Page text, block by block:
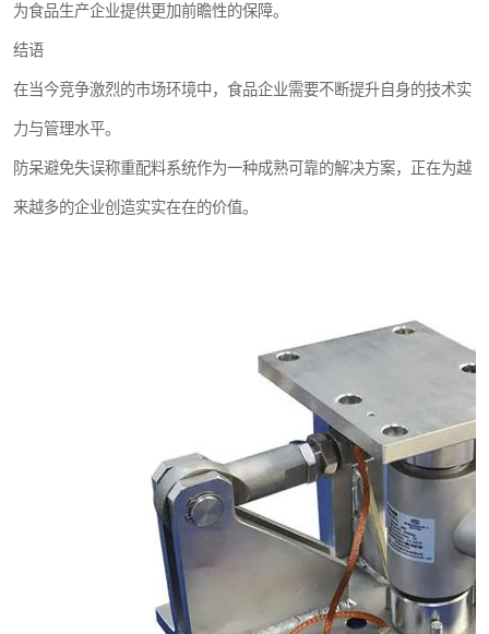
为食品生产企业提供更加前瞻性的保障。
结语
在当今竞争激烈的市场环境中，食品企业需要不断提升自身的技术实
力与管理水平。
防呆避免失误称重配料系统作为一种成熟可靠的解决方案，正在为越
来越多的企业创造实实在在的价值。